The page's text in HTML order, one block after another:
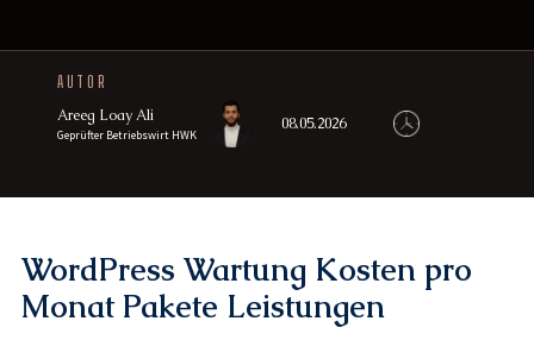
AUTOR
Areeg Loay Ali
Geprüfter Betriebswirt HWK
08.05.2026
WordPress Wartung Kosten pro
Monat Pakete Leistungen